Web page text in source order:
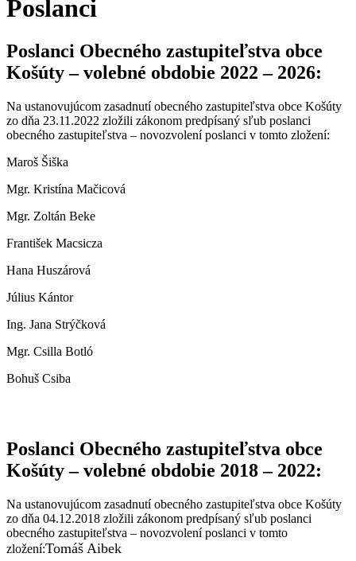
Poslanci
Poslanci Obecného zastupiteľstva obce
Košúty – volebné obdobie 2022 – 2026:
Na ustanovujúcom zasadnutí obecného zastupiteľstva obce Košúty
zo dňa 23.11.2022 zložili zákonom predpísaný sľub poslanci
obecného zastupiteľstva – novozvolení poslanci v tomto zložení:
Maroš Šiška
Mgr. Kristína Mačicová
Mgr. Zoltán Beke
František Macsicza
Hana Huszárová
Július Kántor
Ing. Jana Strýčková
Mgr. Csilla Botló
Bohuš Csiba
Poslanci Obecného zastupiteľstva obce
Košúty – volebné obdobie 2018 – 2022:
Na ustanovujúcom zasadnutí obecného zastupiteľstva obce Košúty
zo dňa 04.12.2018 zložili zákonom predpísaný sľub poslanci
obecného zastupiteľstva – novozvolení poslanci v tomto
zložení:Tomáš Aibek